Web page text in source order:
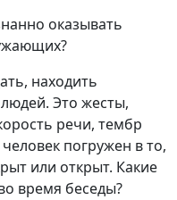
оказывать
находить
Это жесты,
речи, тембр
погружен в то,
или открыт. Какие
время беседы?